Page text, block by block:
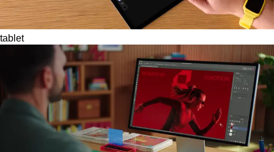
tablet